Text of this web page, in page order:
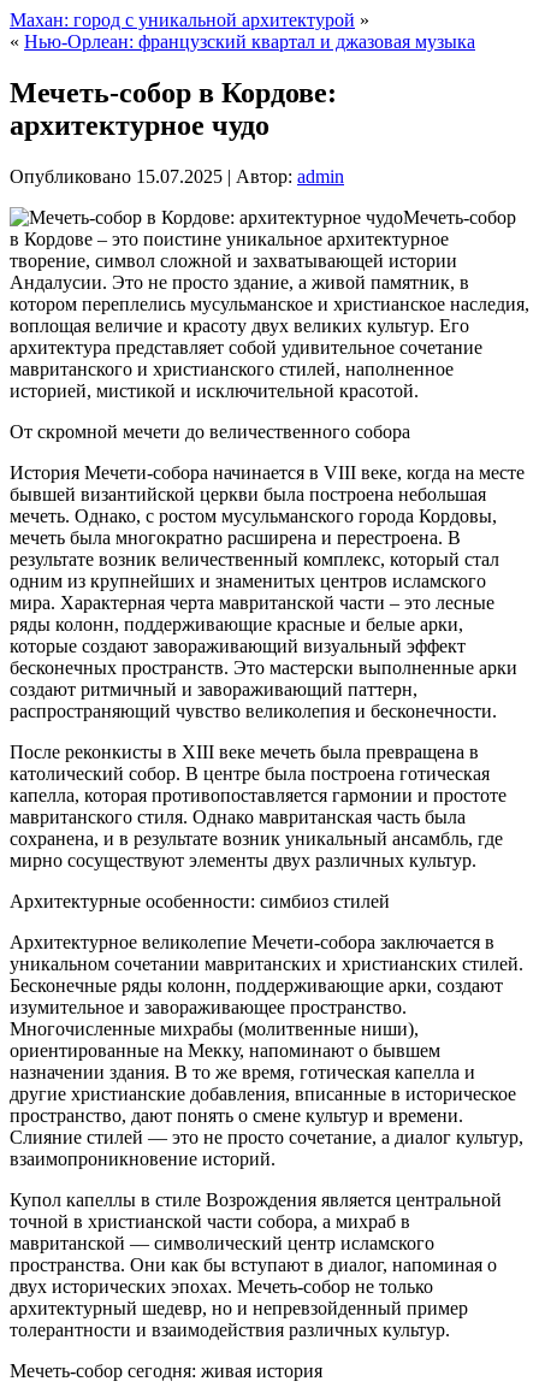
Махан: город с уникальной архитектурой »
« Нью-Орлеан: французский квартал и джазовая музыка
Мечеть-собор в Кордове:
архитектурное чудо
Опубликовано 15.07.2025 | Автор: admin
Мечеть-собор
в Кордове – это поистине уникальное архитектурное
творение, символ сложной и захватывающей истории
Андалусии. Это не просто здание, а живой памятник, в
котором переплелись мусульманское и христианское наследия,
воплощая величие и красоту двух великих культур. Его
архитектура представляет собой удивительное сочетание
мавританского и христианского стилей, наполненное
историей, мистикой и исключительной красотой.
От скромной мечети до величественного собора
История Мечети-собора начинается в VIII веке, когда на месте
бывшей византийской церкви была построена небольшая
мечеть. Однако, с ростом мусульманского города Кордовы,
мечеть была многократно расширена и перестроена. В
результате возник величественный комплекс, который стал
одним из крупнейших и знаменитых центров исламского
мира. Характерная черта мавританской части – это лесные
ряды колонн, поддерживающие красные и белые арки,
которые создают завораживающий визуальный эффект
бесконечных пространств. Это мастерски выполненные арки
создают ритмичный и завораживающий паттерн,
распространяющий чувство великолепия и бесконечности.
После реконкисты в XIII веке мечеть была превращена в
католический собор. В центре была построена готическая
капелла, которая противопоставляется гармонии и простоте
мавританского стиля. Однако мавританская часть была
сохранена, и в результате возник уникальный ансамбль, где
мирно сосуществуют элементы двух различных культур.
Архитектурные особенности: симбиоз стилей
Архитектурное великолепие Мечети-собора заключается в
уникальном сочетании мавританских и христианских стилей.
Бесконечные ряды колонн, поддерживающие арки, создают
изумительное и завораживающее пространство.
Многочисленные михрабы (молитвенные ниши),
ориентированные на Мекку, напоминают о бывшем
назначении здания. В то же время, готическая капелла и
другие христианские добавления, вписанные в историческое
пространство, дают понять о смене культур и времени.
Слияние стилей — это не просто сочетание, а диалог культур,
взаимопроникновение историй.
Купол капеллы в стиле Возрождения является центральной
точной в христианской части собора, а михраб в
мавританской — символический центр исламского
пространства. Они как бы вступают в диалог, напоминая о
двух исторических эпохах. Мечеть-собор не только
архитектурный шедевр, но и непревзойденный пример
толерантности и взаимодействия различных культур.
Мечеть-собор сегодня: живая история